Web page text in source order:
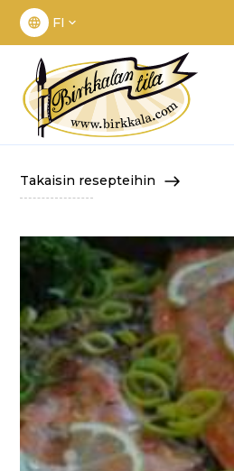
FI
Takaisin resepteihin